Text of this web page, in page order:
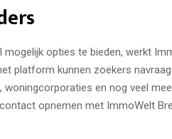
mogelijk opties te bieden, werkt
platform kunnen zoekers
woningcorporaties en nog veel
opnemen met ImmoWelt